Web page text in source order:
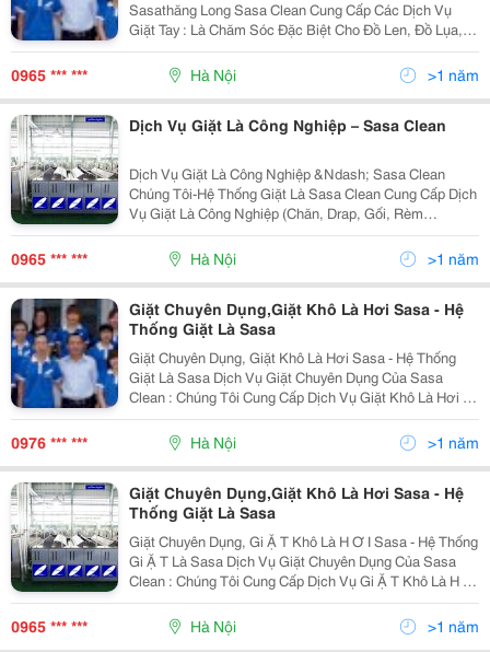
Sasathăng Long Sasa Clean Cung Cấp Các Dịch Vụ
Giặt Tay : Là Chăm Sóc Đặc Biệt Cho Đồ Len, Đồ Lụa,
Bộ Vest, Caravat, Sơmi Đắt Tiền...của Bạn Với Chi Phí
Hợp Lý. Dịch Vụ Giặt Chuyên Dụng Của Sasa Clean
0965 *** *** Hà Nội >1 năm
Dịch Vụ Giặt Là Công Nghiệp – Sasa Clean
Dịch Vụ Giặt Là Công Nghiệp &Ndash; Sasa Clean
Chúng Tôi-Hệ Thống Giặt Là Sasa Clean Cung Cấp Dịch
Vụ Giặt Là Công Nghiệp (Chăn, Drap, Gối, Rèm
Cửa),Đồng Phụ Công Sở, Quầnáo Bảo Hộ Cho Cáccông
Ty, Bệnh Viện, Trường Học....tùy Thuộc Vào Loại Hàng,
0965 *** *** Hà Nội >1 năm
Giặt Chuyên Dụng,Giặt Khô Là Hơi Sasa - Hệ
Thống Giặt Là Sasa
Giặt Chuyên Dụng, Giặt Khô Là Hơi Sasa - Hệ Thống
Giặt Là Sasa Dịch Vụ Giặt Chuyên Dụng Của Sasa
Clean : Chúng Tôi Cung Cấp Dịch Vụ Giặt Khô Là Hơi ,
Ép Nhiệt, Giặt, Tẩy Với Hóa Chất Chuyên Dụng...chúng
Tôi Cam Kết Về Dịch Vụ Chất Lượng.hãy Liê
0976 *** *** Hà Nội >1 năm
Giặt Chuyên Dụng,Giặt Khô Là Hơi Sasa - Hệ
Thống Giặt Là Sasa
Giặt Chuyên Dụng, Gi Ặ T Khô Là H Ơ I Sasa - Hệ Thống
Gi Ặ T Là Sasa Dịch Vụ Giặt Chuyên Dụng Của Sasa
Clean : Chúng Tôi Cung Cấp Dịch Vụ Gi Ặ T Khô Là H Ơ
I , Ép Nhiệt, Giặt, Tẩy Với Hóa Chất Chuyên
Dụng...chúng Tôi Cam Kết Về Dịch Vụ Chất Lượng.hãy
0965 *** *** Hà Nội >1 năm